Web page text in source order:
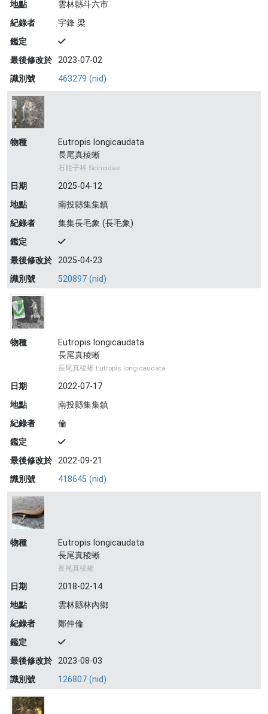
地點
雲林縣斗六市
紀錄者
宇鋒 梁
鑑定
最後修改於 2023-07-02
識別號
463279 (nid)
物種
Eutropis longicaudata
長尾真稜蜥
石龍子科 Scincidae
日期
2025-04-12
地點
南投縣集集鎮
紀錄者
集集長毛象 (長毛象)
鑑定
最後修改於 2025-04-23
識別號
520897 (nid)
物種
Eutropis longicaudata
長尾真稜蜥
長尾真稜蜥 Eutropis longicaudata
日期
2022-07-17
地點
南投縣集集鎮
紀錄者
倫
鑑定
最後修改於 2022-09-21
識別號
418645 (nid)
物種
Eutropis longicaudata
長尾真稜蜥
長尾真稜蜥
日期
2018-02-14
地點
雲林縣林內鄉
紀錄者
鄭仲倫
鑑定
最後修改於 2023-08-03
識別號
126807 (nid)